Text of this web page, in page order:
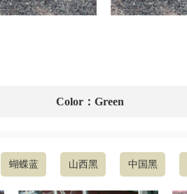
Color：Green
蝴蝶蓝 山西黑 中国黑